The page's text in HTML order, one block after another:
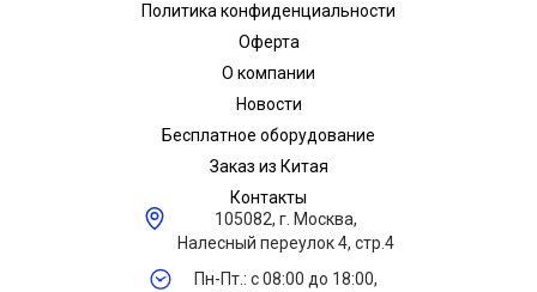
Политика конфиденциальности
Оферта
О компании
Новости
Бесплатное оборудование
Заказ из Китая
Контакты
105082, г. Москва,
Налесный переулок 4, стр.4
Пн-Пт.: с 08:00 до 18:00,